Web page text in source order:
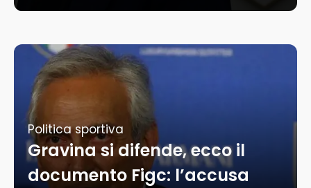
Politica sportiva
Gravina si difende, ecco il
documento Figc: l’accusa